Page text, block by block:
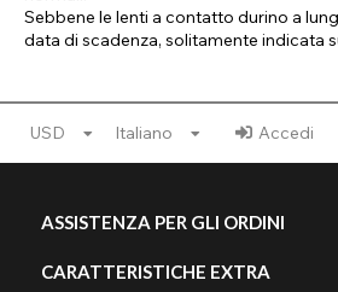
Sebbene le lenti a contatto durino a
data di scadenza, solitamente indicata
Per maggiori informazioni, consulta le
Offerta -
che avrai ancora abbastanza tempo per
USD Italiano Accedi
ASSISTENZA PER GLI ORDINI
CARATTERISTICHE EXTRA